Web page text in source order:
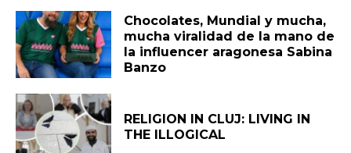
Chocolates, Mundial y mucha,
mucha viralidad de la mano de
la influencer aragonesa Sabina
Banzo
RELIGION IN CLUJ: LIVING IN
THE ILLOGICAL